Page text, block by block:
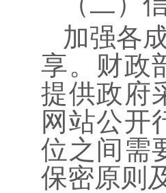
加强各
享。财政
提供政府
网站公开
位之间需
保密原则